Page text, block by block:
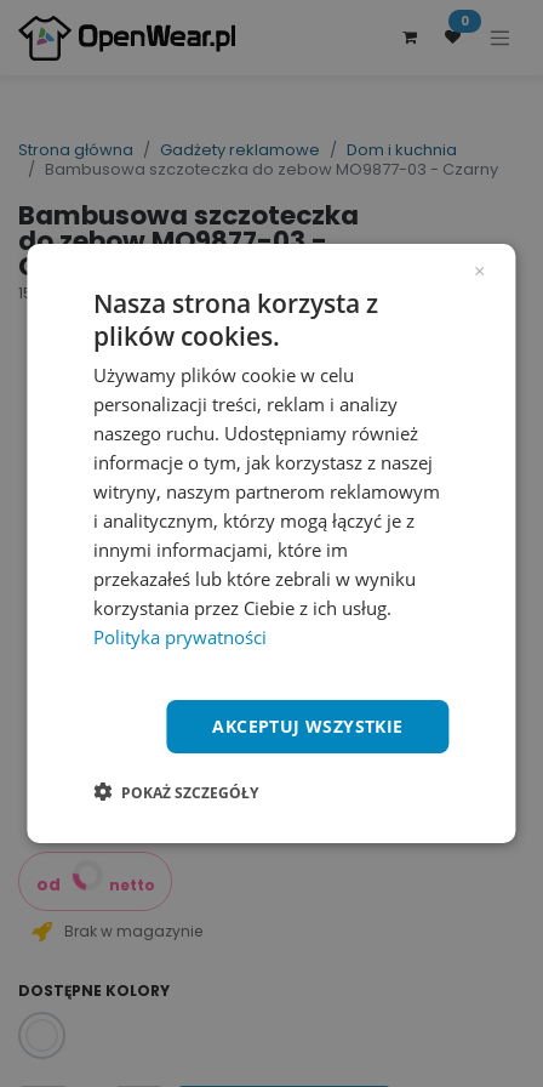
0
Strona główna Gadżety reklamowe
Dom i kuchnia
Bambusowa szczoteczka do zebow MO9877-03 - Czarny
Bambusowa szczoteczka
do zebow MO9877-03 -
Czarny
156281
od netto
Brak w magazynie
DOSTĘPNE KOLORY
×
Nasza strona korzysta z
plików cookies.
Używamy plików cookie w celu
personalizacji treści, reklam i analizy
naszego ruchu. Udostępniamy również
informacje o tym, jak korzystasz z naszej
witryny, naszym partnerom reklamowym
i analitycznym, którzy mogą łączyć je z
innymi informacjami, które im
przekazałeś lub które zebrali w wyniku
korzystania przez Ciebie z ich usług.
Polityka prywatności
AKCEPTUJ WSZYSTKIE
POKAŻ SZCZEGÓŁY